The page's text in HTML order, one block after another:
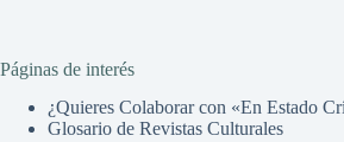
Páginas de interés
¿Quieres Colaborar con «En Estado
Glosario de Revistas Culturales